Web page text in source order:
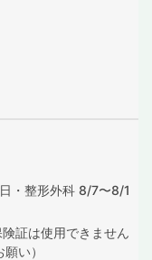
・整形外科 8/7〜8/1
証は使用できません
い）